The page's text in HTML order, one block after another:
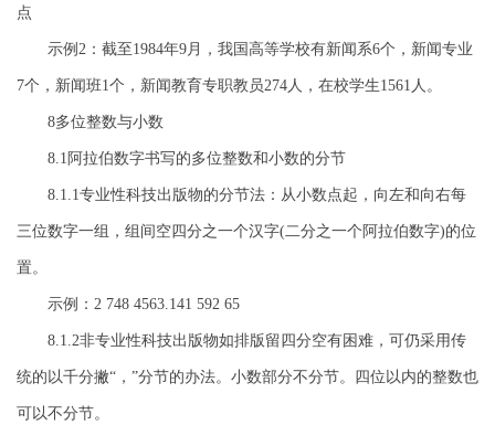
点
示例2：截至1984年9月，我国高等学校有新闻系6个，新闻专业
7个，新闻班1个，新闻教育专职教员274人，在校学生1561人。
8多位整数与小数
8.1阿拉伯数字书写的多位整数和小数的分节
8.1.1专业性科技出版物的分节法：从小数点起，向左和向右每
三位数字一组，组间空四分之一个汉字(二分之一个阿拉伯数字)的位
置。
示例：2 748 4563.141 592 65
8.1.2非专业性科技出版物如排版留四分空有困难，可仍采用传
统的以千分撇“，”分节的办法。小数部分不分节。四位以内的整数也
可以不分节。